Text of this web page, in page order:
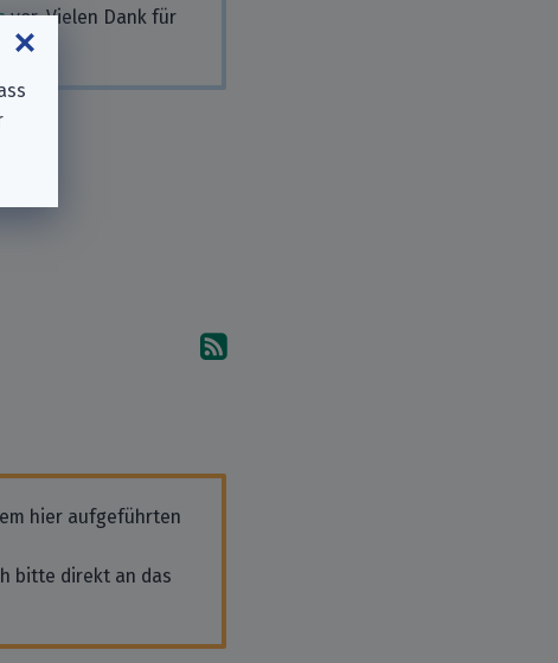
vor. Vielen Dank für
Abonniere die
hier aufgeführten
bitte direkt an das